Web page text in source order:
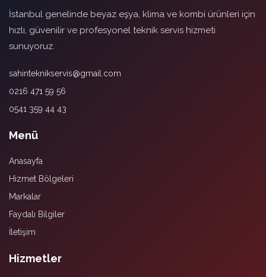
İstanbul genelinde beyaz eşya, klima ve kombi ürünleri için
hızlı, güvenilir ve profesyonel teknik servis hizmeti
sunuyoruz.
sahinteknikservis@gmail.com
0216 471 59 56
0541 359 44 43
Menü
Anasayfa
Hizmet Bölgeleri
Markalar
Faydalı Bilgiler
İletişim
Hizmetler